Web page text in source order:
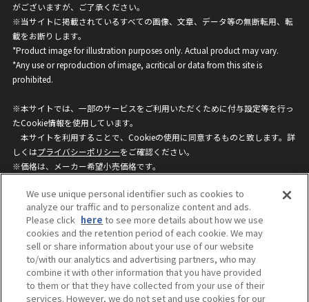
がございますが、ご了承ください。
※当サイトに掲載されているすべての画像、文章、データ等の無断転用、転
載をお断りします。
*Product image for illustration purposes only. Actual product may vary.
*Any use or reproduction of image, acritical or data from this site is
prohibited.
※本サイトでは、一部のサービスをご利用いただくために付与設定等を行っ
たCookie情報を使用しています。
本サイトを利用することで、Cookieの使用に同意するものと致します。詳
しくはプライバシーポリシーをご確認ください。
※価格は、メーカー希望小売価格です。
ざいますのでご了承ください。
privacypolicy
Do Not Sell or Share My
Personal Information
ウェブサイトご利用条件
ソーシャルメディアポリシー
個人情報保護方針
お問い合わせ
We use unique personal identifier such as cookies to
analyze our traffic and to personalize content and ads.
Please click here to see more details about how we use
cookies and the retention period of each cookie. We may
sell or share information about your use of our website
to/with our analytics and advertising partners, who may
combine it with other information that you have provided
to them or that they have collected from your use of their
services. However, we do not set and use cookies for our